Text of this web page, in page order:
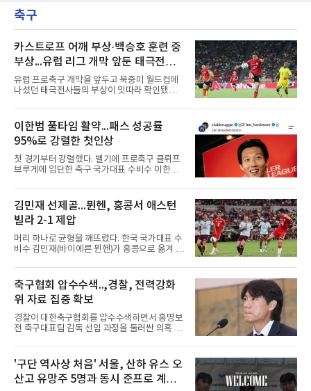
20안타 21실점했다.덕수고는 지난 4월 신세계
이마트배와 지난달 대통령배를
수 1안타 1볼넷 2타점 1득점을 기록했다. 시즌
타율은 0.303(402타수 122안타). 1회말 1사에서
뒤 라파엘 데버스의 중월 홈런 때 득점했고, 2-2
이던 2회말 2사 만루에서는 몬테로의 3구째 낮
은 직구를 공략해 2타점 중전 적시타를 뽑았다.
샌디에이고 파드리스 송성문은 펫코 파크에서
열린 휴스턴 애스트로스전에 9번 타자 2루수로
나서 2타수 1안타를 기록, 타율
축구
카스트로프 어깨 부상·백승호 훈련 중
부상...유럽 리그 개막 앞둔 태극전사
악재
유럽 프로축구 개막을 앞두고 북중미 월드컵에
나섰던 태극전사들의 부상이 잇따라 확인됐다.
일(한국시간) 옌스 카스트로프가 6일 아마추어
팀 로타흐-에게른과의 친선경기에서 어깨를 다
쳐 당분간 출전이 어렵다고 밝혔다. 그는 후반 교
체 투입돼 두 골을 넣었으나 후반 22분 부상으로
물러났다.독일인 아버지와 한국인 어머니 사이
에서 태어난 카스트로프는 측면 미드필더와 측
면 수비가 가능한 자원으로, 월드컵 남아프리카
은 그가 처음이다. 묀헨글라트바흐는 23일 DFB
포칼 1라운드, 29일 라이프치히
이한범 풀타임 활약...패스 성공률
95%로 강렬한 첫인상
첫 경기부터 강렬했다. 벨기에 프로축구 클뤼프
브루게에 입단한 축구 국가대표 수비수 이한범
뽑혔다.이한범은 8일(한국시간) 벨기에 브뤼헤
의 얀 브레이덜 스타디온에서 열린 코르트레이
크와의 2026-2027 벨기에 주필러리그 1라운드
홈 경기에 선발로 나서 경기 종료까지 뛰었다.출
발 자체가 빨랐다. 2026 북중미 월드컵에서 한국
의 조별리그 3경기를 모두 풀타임으로 소화하며
대표팀 중앙 수비의 주축으로 자리 잡은 그는 덴
선발로 곧장 투입돼 90분을 소화하며 팀의 3-0
완승에 힘을 보탰다.기록도
김민재 선제골...뮌헨, 홍콩서 애스턴
빌라 2-1 제압
머리 하나로 균형을 깨뜨렸다. 한국 국가대표 수
비수 김민재(바이에른 뮌헨)가 홍콩으로 옮겨 열
리에 힘을 보탰다.김민재는 7일(현지시간) 홍콩
카이탁 스포츠파크에서 열린 애스턴 빌라(잉글
랜드)와의 친선경기에서 전반 37분 0의 균형을
깨는 골을 넣었다. 톰 비쇼프가 왼쪽 측면에서 올
린 프리킥에 묘하게 머리를 갖다 대 방향을 바꾸
며 골 그물을 흔들었다.흐름은 좋았다. 제주전에
서 주장 완장을 차고 30여 분을 소화했던 그는
로키로 교체됐다.분데스리가 최다 우승팀(35회)
뮌헨은 프리시즌 아시아
축구협회 압수수색..,경찰, 전력강화
위 자료 집중 확보
경찰이 대한축구협회를 압수수색하면서 홍명보
전 축구대표팀 감독 선임 과정을 둘러싼 의혹 규
비판이 홍 전 감독에게 집중됐지만 경찰의 시선
은 다른 곳을 향한다. 성적 부진과 별개로 선임
과정에 부당함이 있었는지가 수사의 본류다.7일
연합뉴스 취재를 종합하면 서울경찰청 광역수사
'구단 역사상 처음' 서울, 산하 유스 오
산고 유망주 5명과 동시 준프로 계